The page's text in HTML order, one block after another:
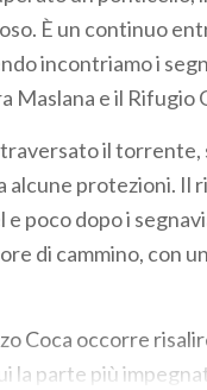
È un continuo
incontriamo i
Maslana e il Rifugio
il torrente,
alcune protezioni. Il
e poco dopo i
di cammino, con
Coca occorre
la parte più